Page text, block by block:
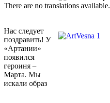
There are no translations available.
Нас следует
поздравить! У
«Артании»
появился
героиня –
Марта. Мы
искали образ